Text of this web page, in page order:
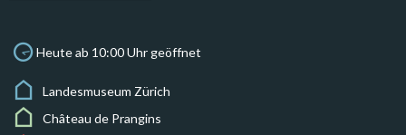
Heute ab 10:00 Uhr geöffnet
Landesmuseum Zürich
Château de Prangins